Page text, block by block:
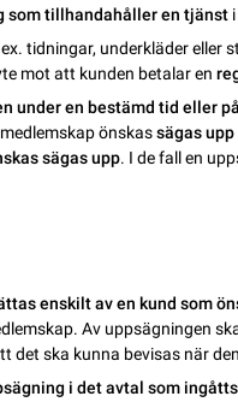
som tillhandahåller en tjänst
tidningar, underkläder eller
mot att kunden betalar en
under en bestämd tid eller
önskassägas
sägas upp. I de fall en
enskilt av en kund som
Av uppsägningen
det ska kunna bevisas när
i det avtal som